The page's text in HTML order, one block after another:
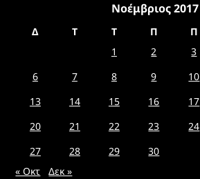
Νοέμβριος 2017
Δ Τ Τ Π Π
1
2 3
6
7 8 9 10
13
14 15 16 17
20
21 22 23 24
27
28 29
30
« Οκτ
Δεκ »